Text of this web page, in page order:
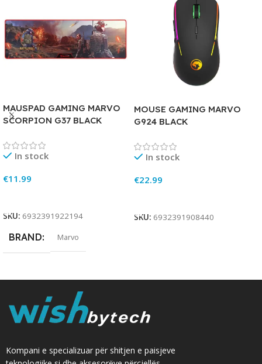
MAUSPAD GAMING MARVO
SCORPION G37 BLACK
In stock
€11.99
SKU: 6932391922194
BRAND Marvo
MOUSE GAMING MARVO
G924 BLACK
In stock
€22.99
SKU: 6932391908440
Kompani e specializuar për shitjen e paisjeve